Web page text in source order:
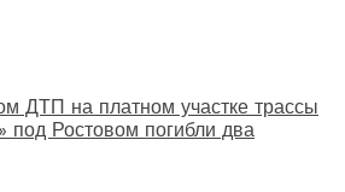
ДТП на платном участке трассы
под Ростовом погибли два